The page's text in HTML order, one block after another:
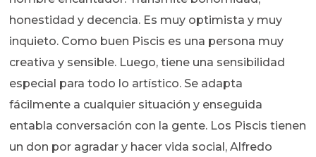
honestidad y decencia. Es muy optimista y muy
inquieto. Como buen Piscis es una persona muy
creativa y sensible. Luego, tiene una sensibilidad
especial para todo lo artístico. Se adapta
fácilmente a cualquier situación y enseguida
entabla conversación con la gente. Los Piscis tienen
un don por agradar y hacer vida social, Alfredo